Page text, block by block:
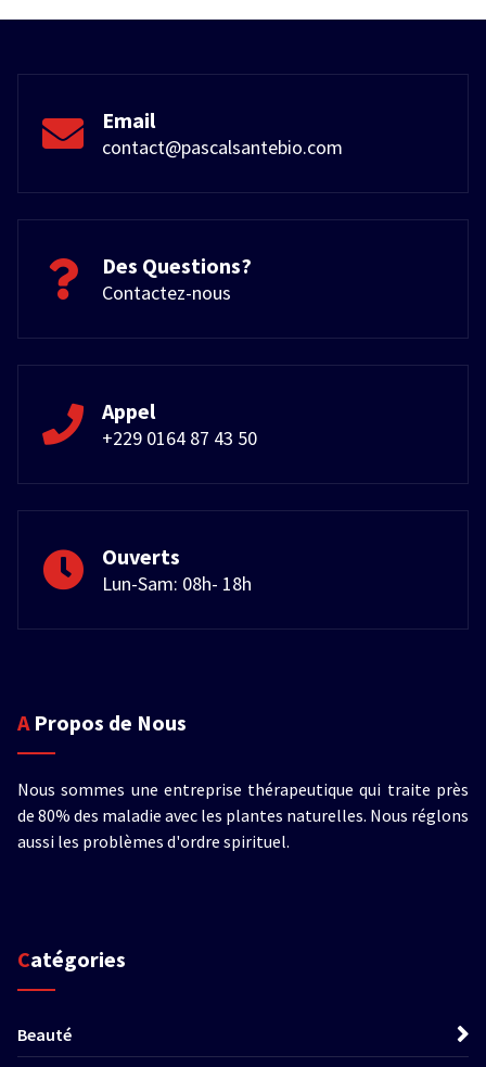
Email
contact@pascalsantebio.com
Des Questions?
Contactez-nous
Appel
+229 0164 87 43 50
Ouverts
Lun-Sam: 08h- 18h
A Propos de Nous
Nous sommes une entreprise thérapeutique qui traite près
de 80% des maladie avec les plantes naturelles. Nous réglons
aussi les problèmes d'ordre spirituel.
Catégories
Beauté